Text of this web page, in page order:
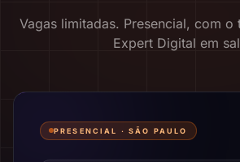
Vagas limitadas. Presencial, com
Expert Digital em
PRESENCIAL ·SÃO PAULO